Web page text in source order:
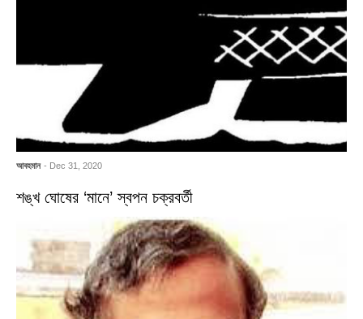
আবহমান - Dec 31, 2020
শঙ্খ ঘোষের ‘মানে’ স্বপন চক্রবর্তী